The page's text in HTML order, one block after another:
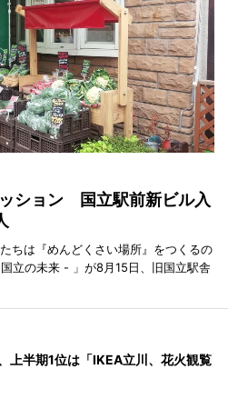
ション 国立駅前新ビル入
ちは『めんどくさい場所』をつくるの
立の未来 - 」が8月15日、旧国立駅舎
上半期1位は「IKEA立川、花火観覧